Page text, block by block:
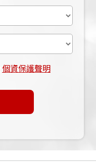
個資保護聲明